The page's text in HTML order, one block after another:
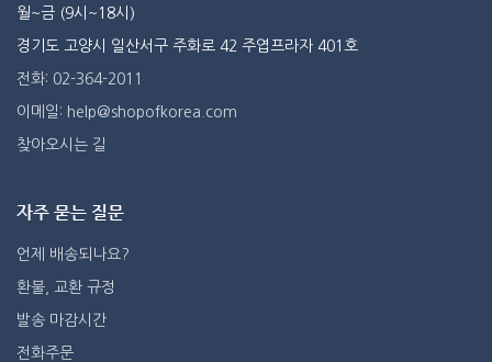
월~금 (9시~18시)
경기도 고양시 일산서구 주화로 42 주엽프라자 401호
전화: 02-364-2011
이메일: help@shopofkorea.com
찾아오시는 길
자주 묻는 질문
언제 배송되나요?
환불, 교환 규정
발송 마감시간
전화주문